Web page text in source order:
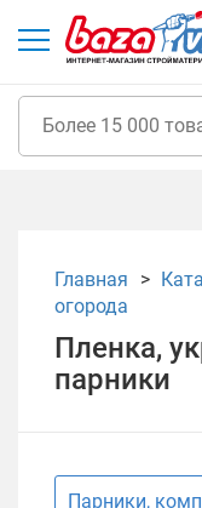
Главная
огорода
Пленка,
парники
Парники,